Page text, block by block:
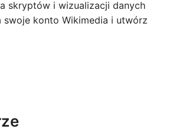
(Brasil)
skryptów i wizualizacji danych
konto Wikimedia i utwórz